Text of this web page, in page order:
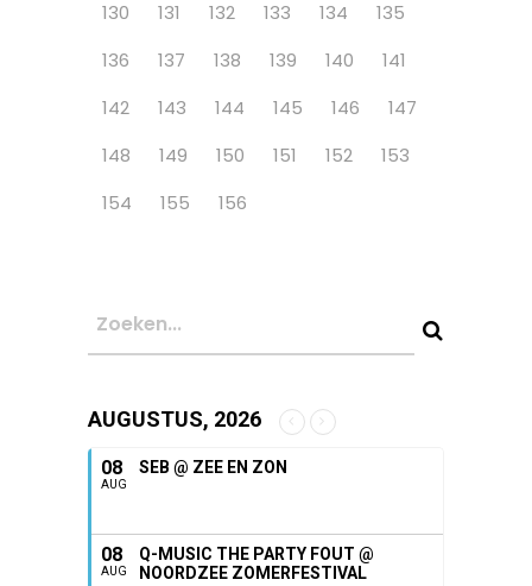
130 131 132 133 134
135
136
137 138 139 140
141
142
143 144 145 146
147
148
149 150 151 152
153
154
155 156
AUGUSTUS, 2026
08
AUG
SEB @ ZEE EN ZON
08
AUG
Q-MUSIC THE PARTY FOUT @
NOORDZEE ZOMERFESTIVAL